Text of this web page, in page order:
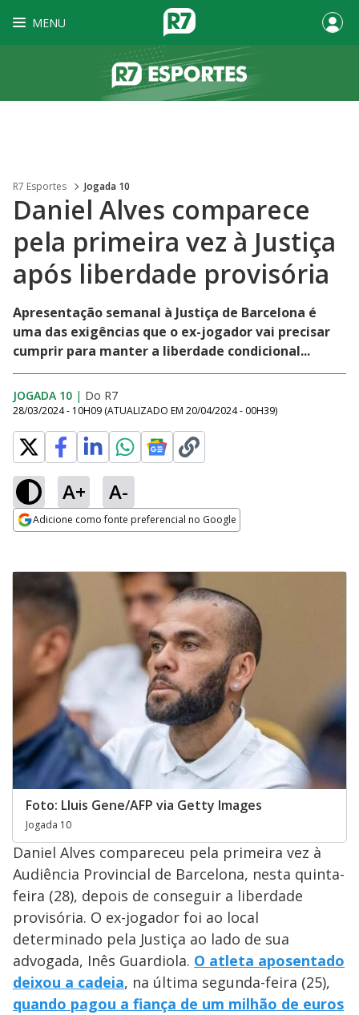
MENU
R7 Esportes Jogada 10
Daniel Alves comparece
pela primeira vez à Justiça
após liberdade provisória
Apresentação semanal à Justiça de Barcelona é
uma das exigências que o ex-jogador vai precisar
cumprir para manter a liberdade condicional...
JOGADA 10 | Do R7
28/03/2024 - 10H09 (ATUALIZADO EM 20/04/2024 - 00H39)
A+ A-
Adicione como fonte preferencial no Google
Foto: Lluis Gene/AFP via Getty Images
Jogada 10
Daniel Alves compareceu pela primeira vez à
Audiência Provincial de Barcelona, nesta quinta-
feira (28), depois de conseguir a liberdade
provisória. O ex-jogador foi ao local
determinado pela Justiça ao lado de sua
advogada, Inês Guardiola. O atleta aposentado
deixou a cadeia, na última segunda-feira (25),
quando pagou a fiança de um milhão de euros